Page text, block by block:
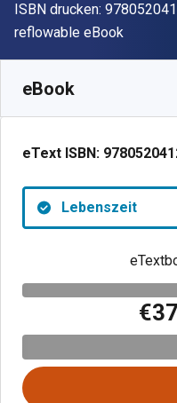
ISBN drucken:
Format
reflowable eBook
eBook
eText ISBN:
Lebenszeit